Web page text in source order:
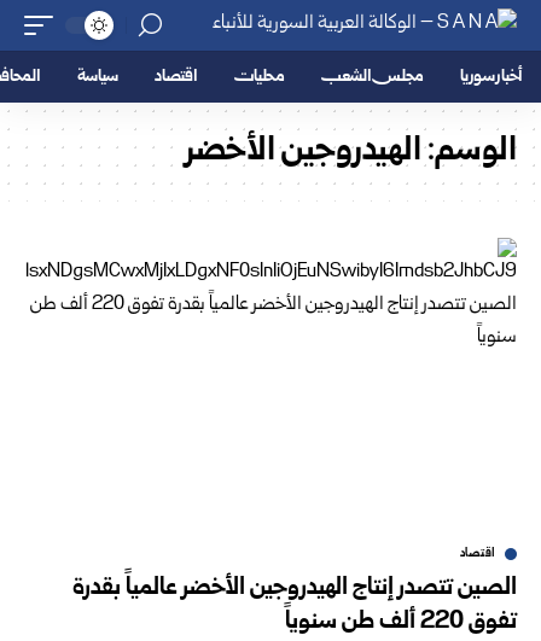
أخبار سوريا مجلس الشعب محليات اقتصاد سياسة
الوسم:الهيدروجين الأخضر
اقتصاد
الصين تتصدر إنتاج الهيدروجين الأخضر عالمياً بقدرة
تفوق 220 ألف طن سنوياً